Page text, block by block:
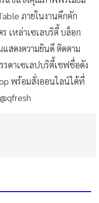
ภายในงานคึกคัก
เหล่าเซเลบริตี้ บล็อก
สดงความยินดี ติดตาม
ดาเซเลปบริตี้เชฟชื่อดัง
พร้อมสั่งออนไลน์ได้ที่
@qfresh